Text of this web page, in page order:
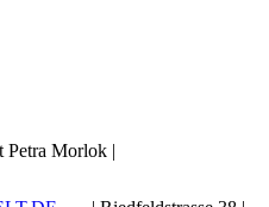
Petra Morlok |